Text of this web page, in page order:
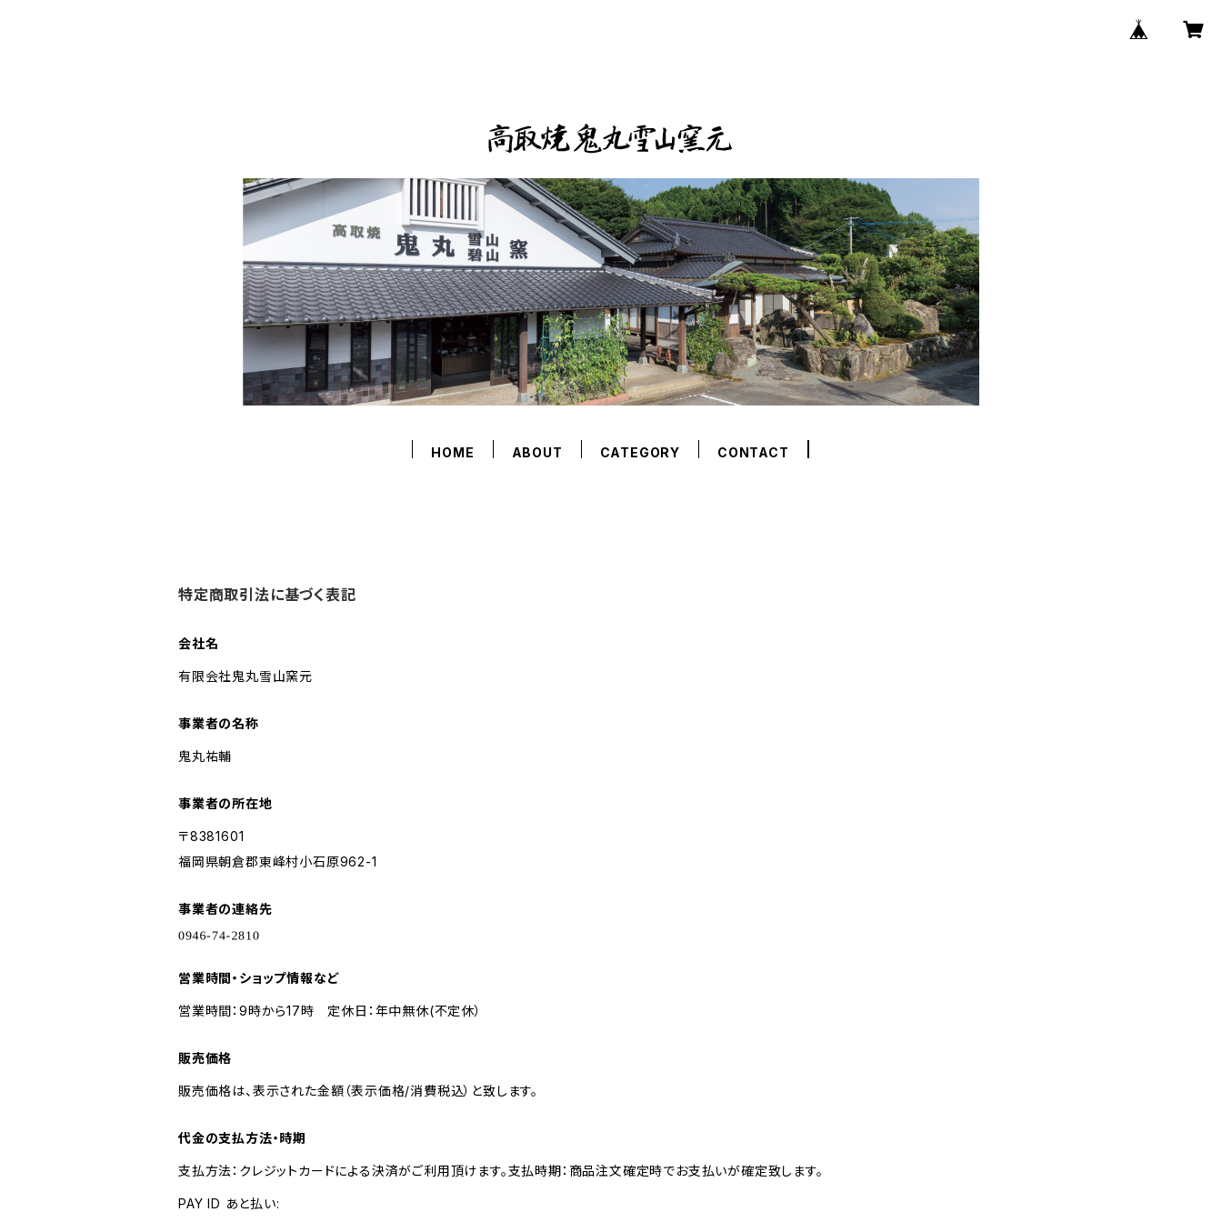
HOME ABOUT CATEGORY CONTACT
特定商取引法に基づく表記
会社名
有限会社鬼丸雪山窯元
事業者の名称
鬼丸祐輔
事業者の所在地
〒8381601
福岡県朝倉郡東峰村小石原962-1
事業者の連絡先
営業時間・ショップ情報など
営業時間：9時から17時 定休日：年中無休(不定休）
販売価格
販売価格は、表示された金額（表示価格/消費税込）と致します。
代金の支払方法・時期
支払方法：クレジットカードによる決済がご利用頂けます。支払時期：商品注文確定時でお支払いが確定致します。
PAY ID あと払い: